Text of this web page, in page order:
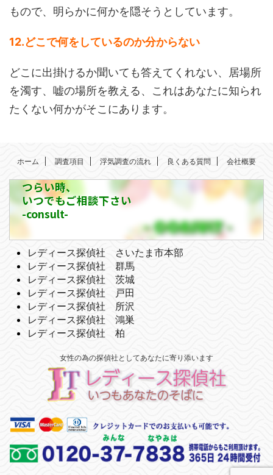
もので、明らかに何かを隠そうとしています。
12.どこで何をしているのか分からない
どこに出掛けるか聞いても答えてくれない、居場所
を濁す、嘘の場所を教える、これはあなたに知られ
たくない何かがそこにあります。
ホーム 調査項目 浮気調査の流れ 良くある質問 会社概要
つらい時、
いつでもご相談下さい
-consult-
レディース探偵社 さいたま市本部
レディース探偵社 群馬
レディース探偵社 茨城
レディース探偵社 戸田
レディース探偵社 所沢
レディース探偵社 鴻巣
レディース探偵社 柏
女性の為の探偵社としてあなたに寄り添います